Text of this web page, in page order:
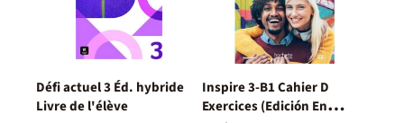
Défi actuel 3 Éd. hybride
Livre de l'élève
Inspire 3-B1 Cahier D
Exercices (Edición En